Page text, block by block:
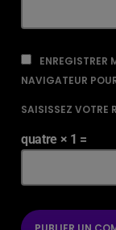
ENREGISTRER
NAVIGATEUR
SAISISSEZ VOTRE
quatre × 1 =